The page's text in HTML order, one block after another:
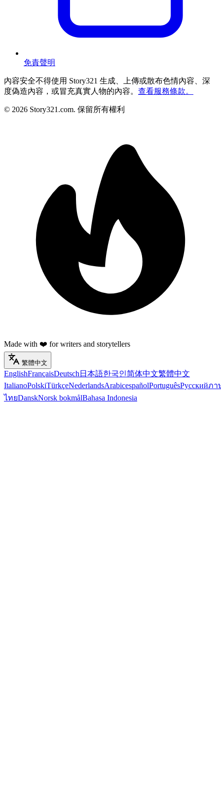
免責聲明
內容安全不得使用 Story321 生成、上傳或散布色情內容、深
度偽造內容，或冒充真實人物的內容。 查看服務條款。
© 2026 Story321.com. 保留所有權利
Made with ❤️ for writers and storytellers
繁體中文
EnglishFrançaisDeutsch 日本語한국인简体中文繁體中文
ItalianoPolskiTürkçeNederlandsArabicespañolPortuguêsРусскийภา
ไทยDanskNorsk bokmålBahasa Indonesia